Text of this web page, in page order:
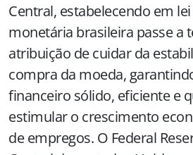
Central, estabelecendo em
monetária brasileira passe a
atribuição de cuidar da
compra da moeda,
financeiro sólido, eficiente e
estimular o crescimento
de empregos. O Federal